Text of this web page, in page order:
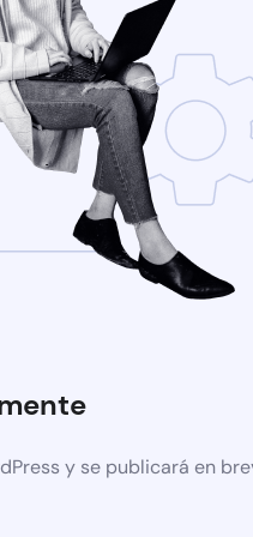
y se publicará en